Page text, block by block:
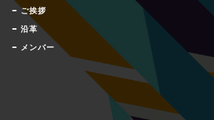
–ご挨拶
– 沿革
– メンバー